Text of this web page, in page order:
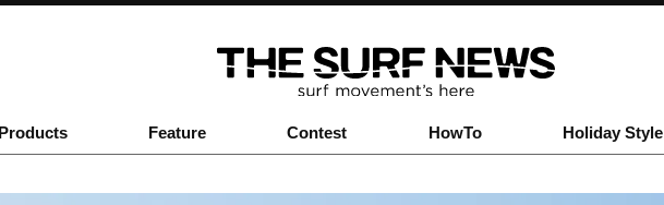
Products Feature Contest HowTo Holiday Style